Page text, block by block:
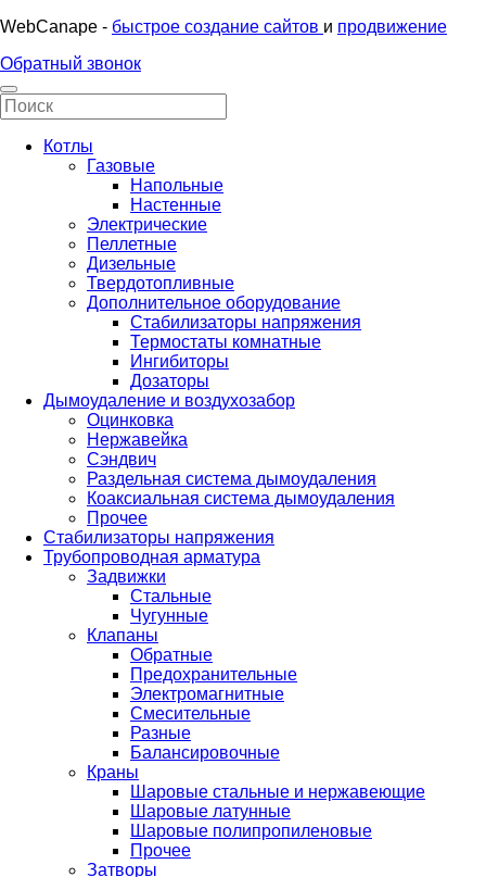
WebCanape - быстрое создание сайтов и продвижение
Обратный звонок
Котлы
Газовые
Напольные
Настенные
Электрические
Пеллетные
Дизельные
Твердотопливные
Дополнительное оборудование
Стабилизаторы напряжения
Термостаты комнатные
Ингибиторы
Дозаторы
Дымоудаление и воздухозабор
Оцинковка
Нержавейка
Сэндвич
Раздельная система дымоудаления
Коаксиальная система дымоудаления
Прочее
Стабилизаторы напряжения
Трубопроводная арматура
Задвижки
Стальные
Чугунные
Клапаны
Обратные
Предохранительные
Электромагнитные
Смесительные
Разные
Балансировочные
Краны
Шаровые стальные и нержавеющие
Шаровые латунные
Шаровые полипропиленовые
Прочее
Затворы